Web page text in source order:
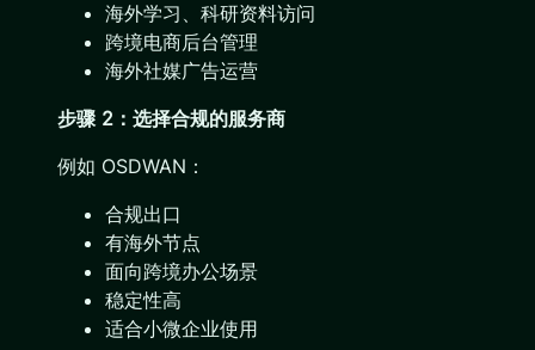
海外学习、科研资料访问
跨境电商后台管理
海外社媒广告运营
步骤 2：选择合规的服务商
例如 OSDWAN：
合规出口
有海外节点
面向跨境办公场景
稳定性高
适合小微企业使用